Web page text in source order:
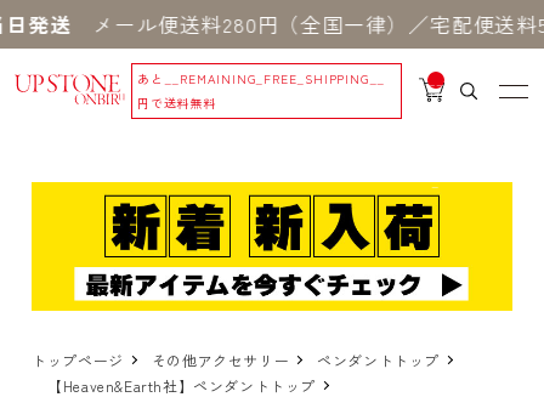
発送メール便送料280円（全国一律）／宅配便送
あと
__REMAINING_FREE_SHIPPING__
円で送料無料
__
IT
_
トップページ その他アクセサリー
ペンダントトップ
【Heaven&Earth社】ペンダントトップ